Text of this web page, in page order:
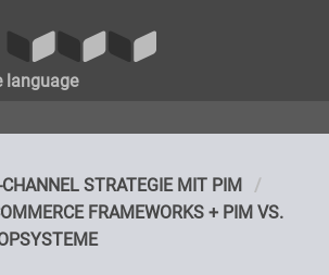
language
STRATEGIE MIT PIM
FRAMEWORKS + PIM VS.